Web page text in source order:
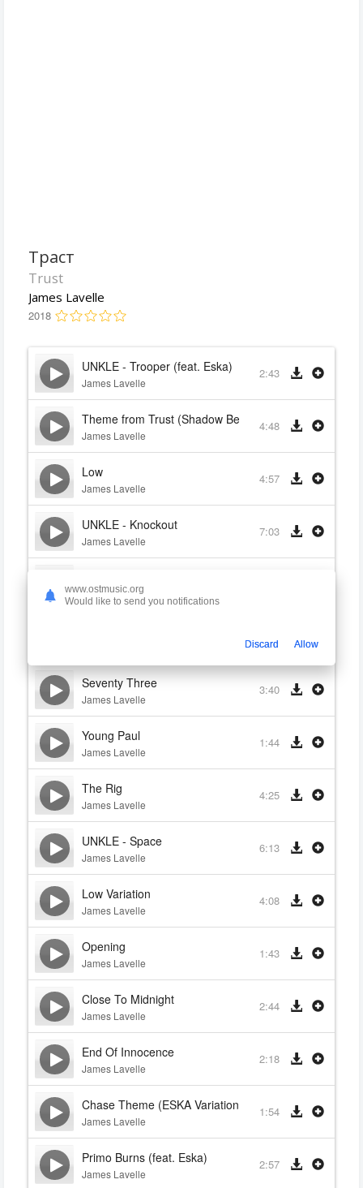
Траст
Trust
James Lavelle
2018
UNKLE - Trooper (feat. Eska)
James Lavelle
2:43
Theme from Trust (Shadow Beat) (Orchestral
James Lavelle
4:48
Low
James Lavelle
4:57
UNKLE - Knockout
James Lavelle
7:03
James Lavelle
2:17
Seventy Three
James Lavelle
3:40
Young Paul
James Lavelle
1:44
The Rig
James Lavelle
4:25
UNKLE - Space
James Lavelle
6:13
Low Variation
James Lavelle
4:08
Opening
James Lavelle
1:43
Close To Midnight
James Lavelle
2:44
End Of Innocence
James Lavelle
2:18
Chase Theme (ESKA Variation)
James Lavelle
1:54
Primo Burns (feat. Eska)
James Lavelle
2:57
www.ostmusic.org
Would like to send you notifications
Discard Allow